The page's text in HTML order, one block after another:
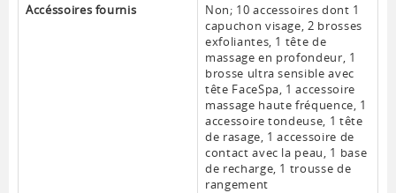
Accéssoires fournis
Non; 10 accessoires dont 1
capuchon visage, 2 brosses
exfoliantes, 1 tête de
massage en profondeur, 1
brosse ultra sensible avec
tête FaceSpa, 1 accessoire
massage haute fréquence, 1
accessoire tondeuse, 1 tête
de rasage, 1 accessoire de
contact avec la peau, 1 base
de recharge, 1 trousse de
rangement